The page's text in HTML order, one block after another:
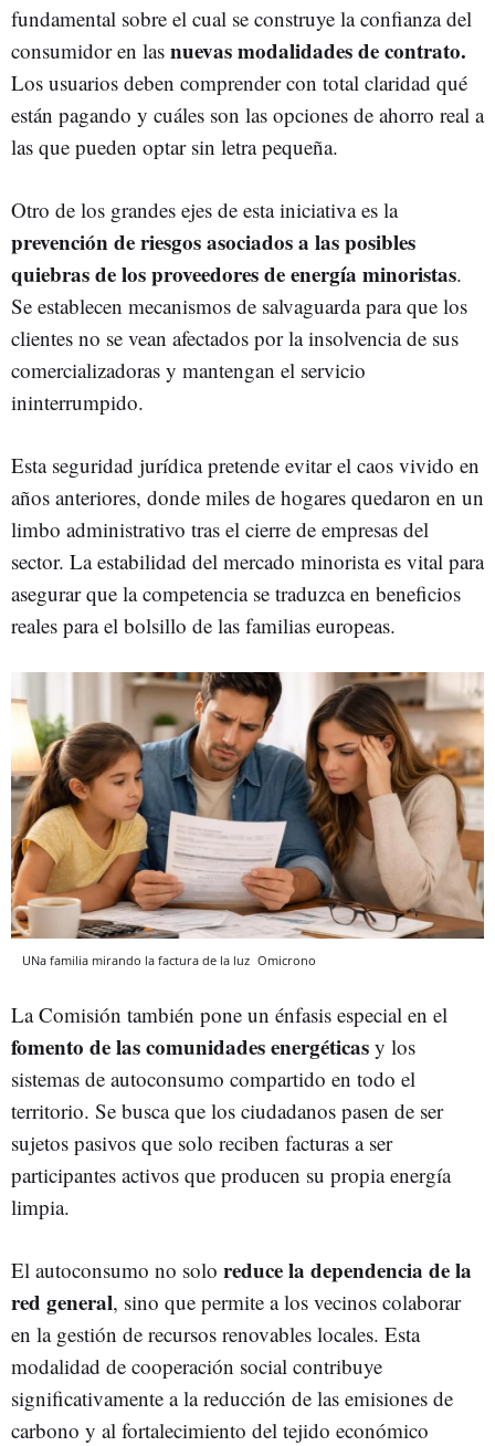
fundamental sobre el cual se construye la confianza del
consumidor en las nuevas modalidades de contrato.
Los usuarios deben comprender con total claridad qué
están pagando y cuáles son las opciones de ahorro real a
las que pueden optar sin letra pequeña.
Otro de los grandes ejes de esta iniciativa es la
prevención de riesgos asociados a las posibles
quiebras de los proveedores de energía minoristas.
Se establecen mecanismos de salvaguarda para que los
clientes no se vean afectados por la insolvencia de sus
comercializadoras y mantengan el servicio
ininterrumpido.
Esta seguridad jurídica pretende evitar el caos vivido en
años anteriores, donde miles de hogares quedaron en un
limbo administrativo tras el cierre de empresas del
sector. La estabilidad del mercado minorista es vital para
asegurar que la competencia se traduzca en beneficios
reales para el bolsillo de las familias europeas.
UNa familia mirando la factura de la luz Omicrono
La Comisión también pone un énfasis especial en el
fomento de las comunidades energéticas y los
sistemas de autoconsumo compartido en todo el
territorio. Se busca que los ciudadanos pasen de ser
sujetos pasivos que solo reciben facturas a ser
participantes activos que producen su propia energía
limpia.
El autoconsumo no solo reduce la dependencia de la
red general, sino que permite a los vecinos colaborar
en la gestión de recursos renovables locales. Esta
modalidad de cooperación social contribuye
significativamente a la reducción de las emisiones de
carbono y al fortalecimiento del tejido económico